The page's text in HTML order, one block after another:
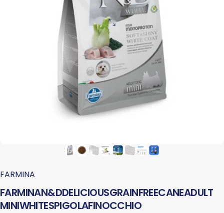
FARMINA
FARMINAN&DDELICIOUSGRAINFREECANEADULT
MINIWHITESPIGOLAFINOCCHIO